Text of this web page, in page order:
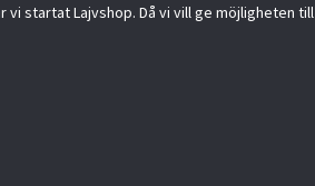
vi startat Lajvshop. Då vi vill ge möjligheten till